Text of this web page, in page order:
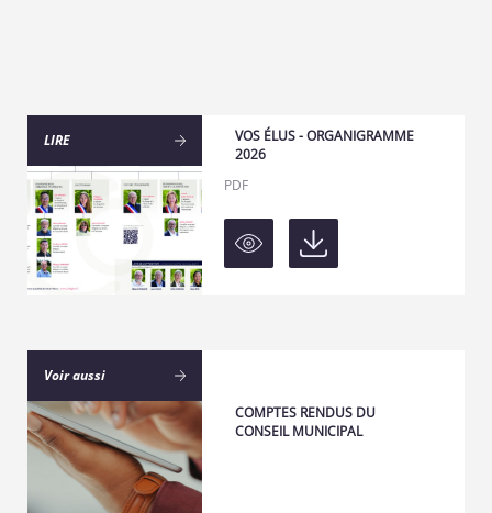
LIRE
VOS ÉLUS - ORGANIGRAMME
2026
PDF
Voir aussi
COMPTES RENDUS DU
CONSEIL MUNICIPAL